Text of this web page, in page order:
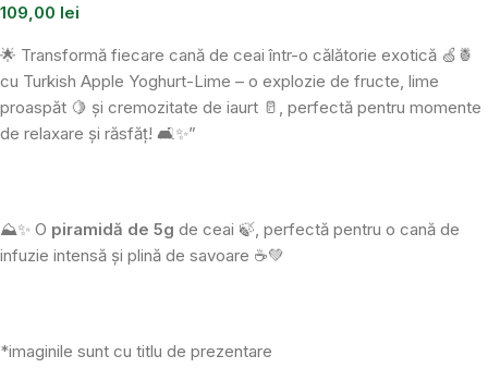
109,00 lei
🌟 Transformă fiecare cană de ceai într-o călătorie exotică 🍏🍍
cu Turkish Apple Yoghurt-Lime – o explozie de fructe, lime
proaspăt 🍋 și cremozitate de iaurt 🥛, perfectă pentru momente
de relaxare și răsfăț! 🛋️✨”
⛰️✨ O piramidă de 5g de ceai 🍃, perfectă pentru o cană de
infuzie intensă și plină de savoare ☕💚
*imaginile sunt cu titlu de prezentare